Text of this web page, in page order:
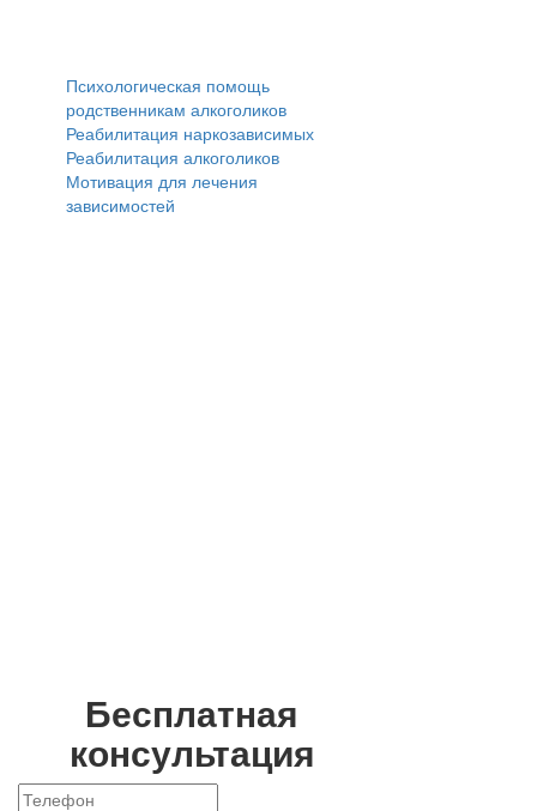
Психологическая помощь
родственникам алкоголиков
Реабилитация наркозависимых
Реабилитация алкоголиков
Мотивация для лечения
зависимостей
Бесплатная
консультация